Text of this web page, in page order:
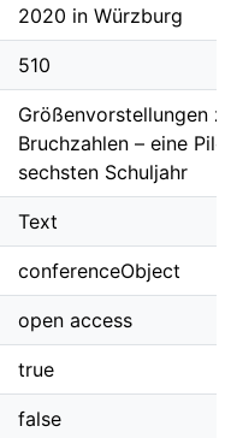
2020 in Würzburg
510
Größenvorstellungen
Bruchzahlen – eine
sechsten Schuljahr
Text
conferenceObject
open access
true
false